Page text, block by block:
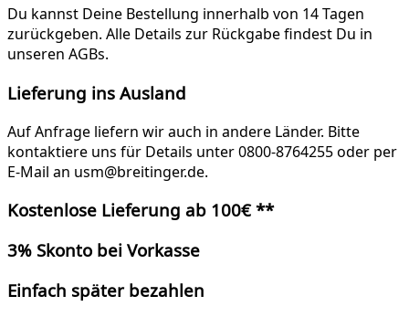
Du kannst Deine Bestellung innerhalb von 14 Tagen
zurückgeben. Alle Details zur Rückgabe findest Du in
unseren AGBs.
Lieferung ins Ausland
Auf Anfrage liefern wir auch in andere Länder. Bitte
kontaktiere uns für Details unter 0800-8764255 oder per
E-Mail an usm@breitinger.de.
Kostenlose Lieferung ab 100€ **
3% Skonto bei Vorkasse
Einfach später bezahlen